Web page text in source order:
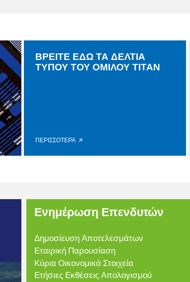
ΒΡΕΙΤΕ ΕΔΩ ΤΑ ΔΕΛΤΙΑ
ΤΥΠΟΥ ΤΟΥ ΟΜΙΛΟΥ ΤΙΤΑΝ
ΠΕΡΙΣΣΟΤΕΡΑ 🡭
Ενημέρωση Επενδυτών
Δημοσίευση Αποτελεσμάτων
Εταιρική Παρουσίαση
Κύρια Οικονομικά Στοιχεία
Ετήσιες Εκθέσεις Απολογισμού